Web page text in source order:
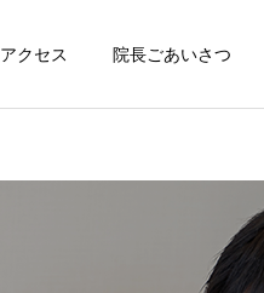
アクセス 院長ごあいさつ
サービスサンプル2